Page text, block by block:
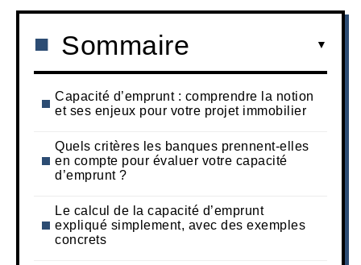
Sommaire
Capacité d’emprunt : comprendre la notion
et ses enjeux pour votre projet immobilier
Quels critères les banques prennent-elles
en compte pour évaluer votre capacité
d’emprunt ?
Le calcul de la capacité d’emprunt
expliqué simplement, avec des exemples
concrets